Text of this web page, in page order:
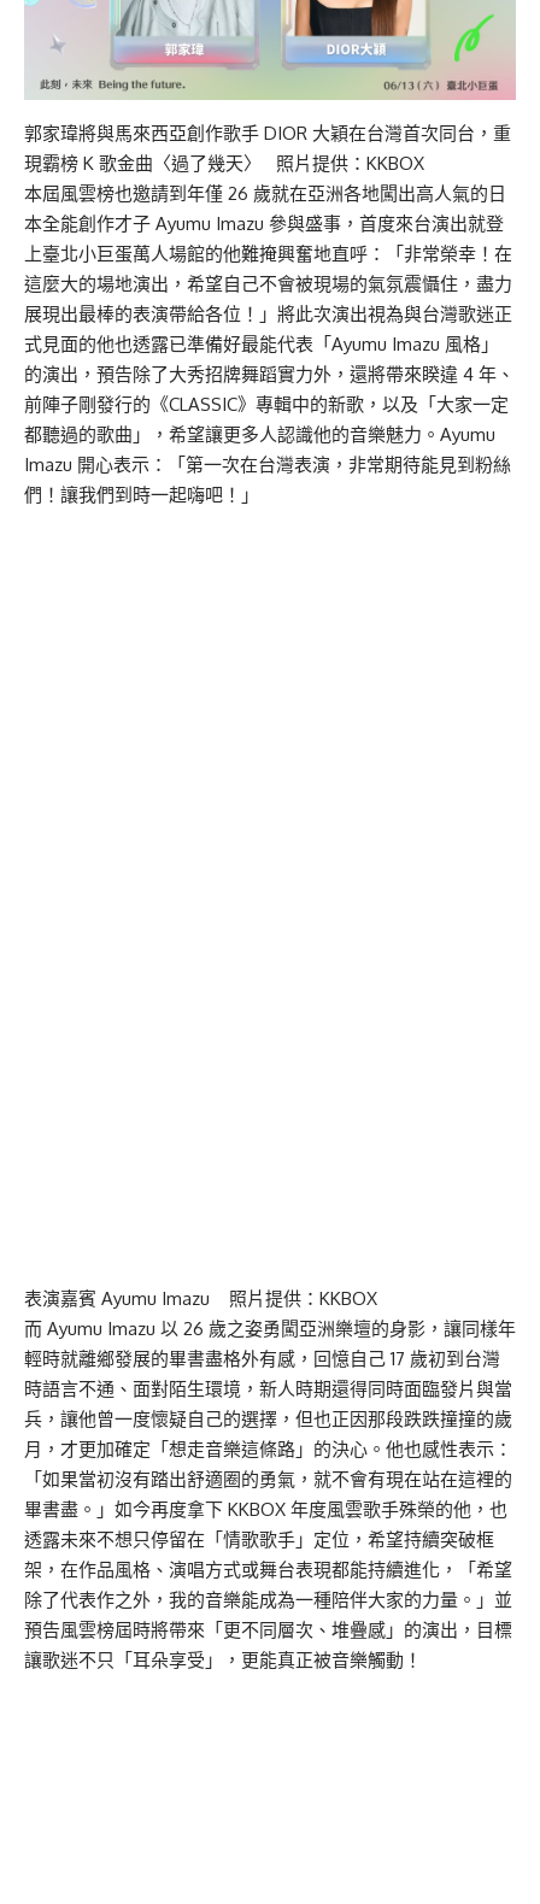
郭家瑋將與馬來西亞創作歌手 DIOR 大穎在台灣首次同台，重
現霸榜 K 歌金曲〈過了幾天〉 照片提供：KKBOX
本屆風雲榜也邀請到年僅 26 歲就在亞洲各地闖出高人氣的日
本全能創作才子 Ayumu Imazu 參與盛事，首度來台演出就登
上臺北小巨蛋萬人場館的他難掩興奮地直呼：「非常榮幸！在
這麼大的場地演出，希望自己不會被現場的氣氛震懾住，盡力
展現出最棒的表演帶給各位！」將此次演出視為與台灣歌迷正
式見面的他也透露已準備好最能代表「Ayumu Imazu 風格」
的演出，預告除了大秀招牌舞蹈實力外，還將帶來睽違 4 年、
前陣子剛發行的《CLASSIC》專輯中的新歌，以及「大家一定
都聽過的歌曲」，希望讓更多人認識他的音樂魅力。Ayumu
Imazu 開心表示：「第一次在台灣表演，非常期待能見到粉絲
們！讓我們到時一起嗨吧！」
表演嘉賓 Ayumu Imazu 照片提供：KKBOX
而 Ayumu Imazu 以 26 歲之姿勇闖亞洲樂壇的身影，讓同樣年
輕時就離鄉發展的畢書盡格外有感，回憶自己 17 歲初到台灣
時語言不通、面對陌生環境，新人時期還得同時面臨發片與當
兵，讓他曾一度懷疑自己的選擇，但也正因那段跌跌撞撞的歲
月，才更加確定「想走音樂這條路」的決心。他也感性表示：
「如果當初沒有踏出舒適圈的勇氣，就不會有現在站在這裡的
畢書盡。」如今再度拿下 KKBOX 年度風雲歌手殊榮的他，也
透露未來不想只停留在「情歌歌手」定位，希望持續突破框
架，在作品風格、演唱方式或舞台表現都能持續進化，「希望
除了代表作之外，我的音樂能成為一種陪伴大家的力量。」並
預告風雲榜屆時將帶來「更不同層次、堆疊感」的演出，目標
讓歌迷不只「耳朵享受」，更能真正被音樂觸動！